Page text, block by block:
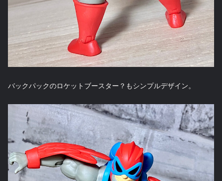
バックパックのロケットブースター？もシンプルデザイン。